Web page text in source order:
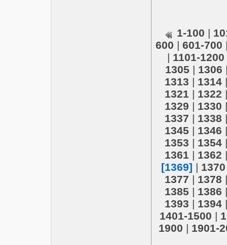
1-100 |
600 | 601-700
| 1101-1200
1305 | 1306
1313 | 1314
1321 | 1322
1329 | 1330
1337 | 1338
1345 | 1346
1353 | 1354
1361 | 1362
[1369] | 1370
1377 | 1378
1385 | 1386
1393 | 1394
1401-1500 |
1900 | 1901-